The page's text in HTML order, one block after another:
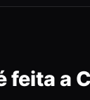
feita a